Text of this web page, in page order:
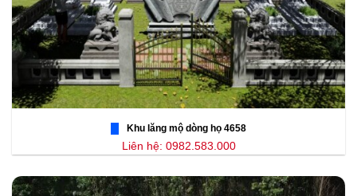
Khu lăng mộ dòng họ 4658
Liên hệ: 0982.583.000